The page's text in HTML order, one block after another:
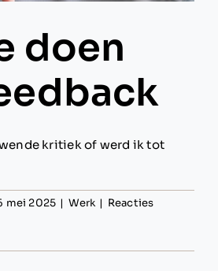
doen
kritiek of werd ik tot
mei 2025 | Werk | Reacties